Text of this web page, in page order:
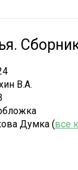
В.А.
Думка (все